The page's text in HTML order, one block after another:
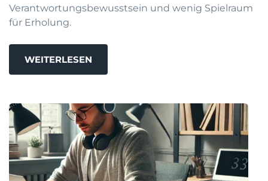
Verantwortungsbewusstsein und wenig Spielraum
für Erholung.
WEITERLESEN